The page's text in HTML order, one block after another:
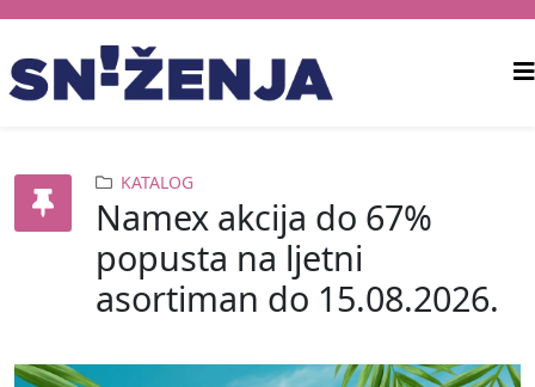
KATALOG
Namex akcija do 67%
popusta na ljetni
asortiman do 15.08.2026.